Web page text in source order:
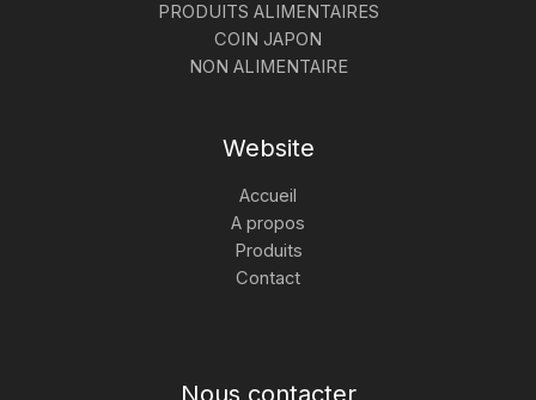
PRODUITS ALIMENTAIRES
COIN JAPON
NON ALIMENTAIRE
Website
Accueil
A propos
Produits
Contact